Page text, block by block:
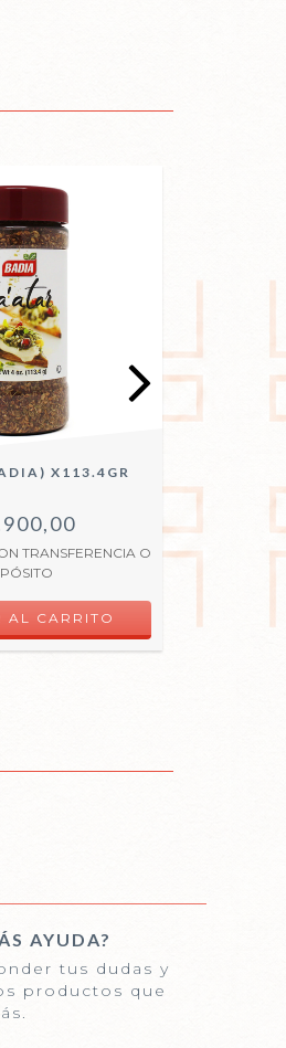
X113.4GR
TRANSFERENCIA O
AYUDA?
tus dudas y
productos que